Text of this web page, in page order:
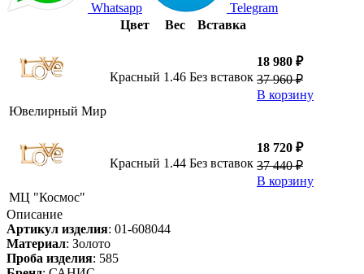
Whatsapp
Telegram
Цвет
Вес Вставка
Ювелирный Мир
Красный 1.46 Без вставок
18 980 ₽
37 960 ₽
В корзину
МЦ "Космос"
Красный 1.44 Без вставок
18 720 ₽
37 440 ₽
В корзину
Описание
Артикул изделия: 01-608044
Материал: Золото
Проба изделия: 585